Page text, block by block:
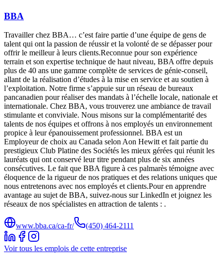
BBA
Travailler chez BBA… c’est faire partie d’une équipe de gens de
talent qui ont la passion de réussir et la volonté de se dépasser pour
offrir le meilleur à leurs clients.Reconnue pour son expérience
terrain et son expertise technique de haut niveau, BBA offre depuis
plus de 40 ans une gamme complète de services de génie-conseil,
allant de la réalisation d’études à la mise en service et au soutien à
l’exploitation. Notre firme s’appuie sur un réseau de bureaux
pancanadien pour réaliser des mandats à l’échelle locale, nationale et
internationale. Chez BBA, vous trouverez une ambiance de travail
stimulante et conviviale. Nous misons sur la complémentarité des
talents de nos équipes et offrons à nos employés un environnement
propice à leur épanouissement professionnel. BBA est un
Employeur de choix au Canada selon Aon Hewitt et fait partie du
prestigieux Club Platine des Sociétés les mieux gérées qui réunit les
lauréats qui ont conservé leur titre pendant plus de six années
consécutives. Le fait que BBA figure à ces palmarès témoigne avec
éloquence de la rigueur de nos pratiques et des relations uniques que
nous entretenons avec nos employés et clients.Pour en apprendre
avantage au sujet de BBA, suivez-nous sur LinkedIn et joignez les
réseaux de nos spécialistes en attraction de talents : .
www.bba.ca/ca-fr/ (450) 464-2111
Voir tous les emplois de cette entreprise